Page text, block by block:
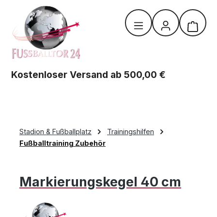
Zum Hauptinhalt springen
Kostenloser Versand ab 500,00 €
Stadion & Fußballplatz
Trainingshilfen
Fußballtraining Zubehör
Markierungskegel 40 cm